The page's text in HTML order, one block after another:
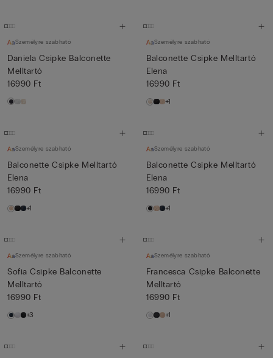
Személyre szabható
Daniela Csipke Balconette
Melltartó
16990 Ft
Személyre szabható
Balconette Csipke Melltartó
Elena
16990 Ft
+1
Személyre szabható
Balconette Csipke Melltartó
Elena
16990 Ft
+1
Személyre szabható
Balconette Csipke Melltartó
Elena
16990 Ft
+1
Személyre szabható
Sofia Csipke Balconette
Melltartó
16990 Ft
+3
Személyre szabható
Francesca Csipke Balconette
Melltartó
16990 Ft
+1